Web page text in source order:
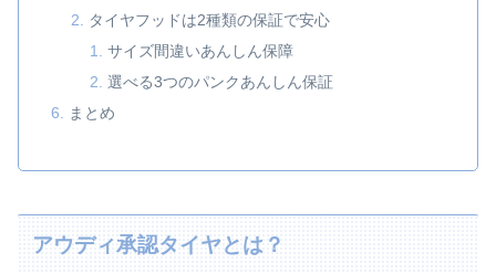
タイヤフッドは2種類の保証で安心
サイズ間違いあんしん保障
選べる3つのパンクあんしん保証
まとめ
アウディ承認タイヤとは？